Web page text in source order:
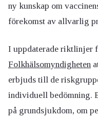
ny kunskap om
förekomst av allvarlig
I uppdaterade riktlinjer
Folkhälsomyndigheten
erbjuds till de
individuell bedömning.
på grundsjukdom, om